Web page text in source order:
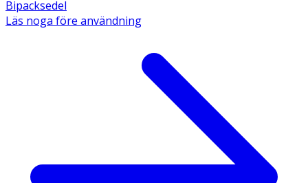
Bipacksedel
Läs noga före användning